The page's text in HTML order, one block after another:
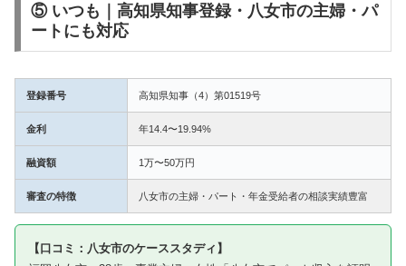
⑤ いつも｜高知県知事登録・八女市の主婦・パ
ートにも対応
登録番号 高知県知事（4）第01519号
金利 年14.4〜19.94%
融資額 1万〜50万円
審査の特徴 八女市の主婦・パート・年金受給者の相談実績豊富
【口コミ：八女市のケーススタディ】